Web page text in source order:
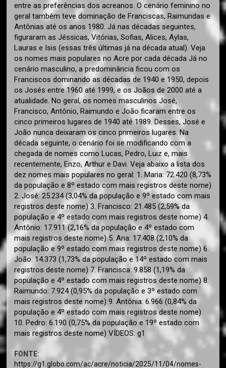
entre as preferências dos acreanos. O cenário feminino no
geral também teve dominação de Franciscas, Raimundas e
Antônias até os anos 1980. Já nas décadas seguintes,
figuraram as Jéssicas, Vitórias, Sofias, Alices, Aylas,
Lauras e Isis (essas três últimas já na década atual). Veja
os nomes mais populares no Acre por cada década Já no
cenário masculino, a predominância ficou com os
Franciscos dominando as décadas de 1940 e 1950, depois
os Josés entre 1960 até 1999, e os Joãos de 2000 até a
atualidade. No geral, os nomes masculinos José,
Francisco, Antônio, Raimundo e João ficaram entre os
cinco primeiros lugares de 1940 até 1989. Desses, José e
João nunca deixaram os cinco primeiros lugares. Na
década seguinte, o cenário foi se modificando com a
chegada de nomes como Lucas, Pedro, Luiz e, mais
recentemente, Enzo, Arthur e Davi. Veja abaixo a lista dos
dez nomes mais populares no geral: 1. Maria: 72.420 (8,73%
da população e 8º estado com mais registros deste nome)
2. José: 25.234 (3,04% da população e 9º estado com mais
registros deste nome) 3. Francisco: 21.485 (2,59% da
população e 4º estado com mais registros deste nome) 4.
Antônio: 17.911 (2,16% da população e 4º estado com
mais registros deste nome) 5. Ana: 17.408 (2,10% da
população e 9º estado com mais registros deste nome) 6.
João: 14.373 (1,73% da população e 14º estado com mais
registros deste nome) 7. Francisca: 9.858 (1,19% da
população e 4º estado com mais registros deste nome) 8.
Raimundo: 7.924 (0,95% da população e 3º estado com
mais registros deste nome) 9. Antônia: 6.966 (0,84% da
população e 4º estado com mais registros deste nome)
10. Pedro: 6.190 (0,75% da população e 19º estado com
mais registros deste nome) VÍDEOS: g1
FONTE:
https://g1.globo.com/ac/acre/noticia/2025/11/04/nomes-